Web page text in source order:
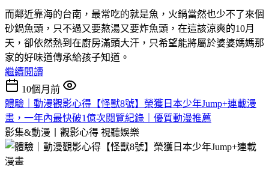
而鄰近靠海的台南，最常吃的就是魚，火鍋當然也少不了來個
砂鍋魚頭，只不過又要熬湯又要炸魚頭，在這該涼爽的10月
天，卻依然熱到在廚房滿頭大汗，只希望能將屬於婆婆媽媽那
家的好味道傳承給孩子知道。
繼續閱讀
10個月前
體驗｜動漫觀影心得【怪獸8號】榮獲日本少年Jump+連載漫
畫，一年內最快破1億次閱覽紀錄｜優質動漫推薦
影集&動漫丨觀影心得 視聽娛樂